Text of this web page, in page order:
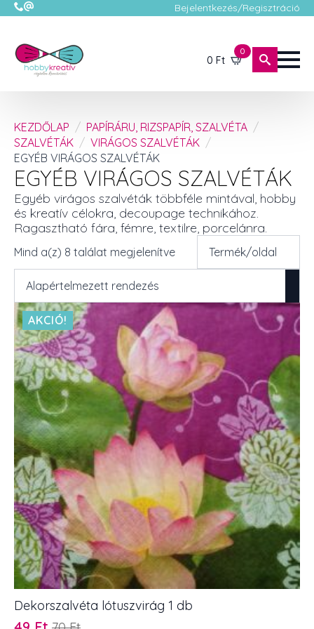
Bejelentkezés/Regisztráció
0 Ft
0
KEZDŐLAP
PAPÍRÁRU, RIZSPAPÍR, SZALVÉTA
SZALVÉTÁK
VIRÁGOS SZALVÉTÁK
EGYÉB VIRÁGOS SZALVÉTÁK
EGYÉB VIRÁGOS SZALVÉTÁK
Egyéb virágos szalvéták többféle mintával, hobby
és kreatív célokra, decoupage technikához.
Ragasztható fára, fémre, textilre, porcelánra.
Mind a(z) 8 találat megjelenítve
AKCIÓ!
Dekorszalvéta lótuszvirág 1 db